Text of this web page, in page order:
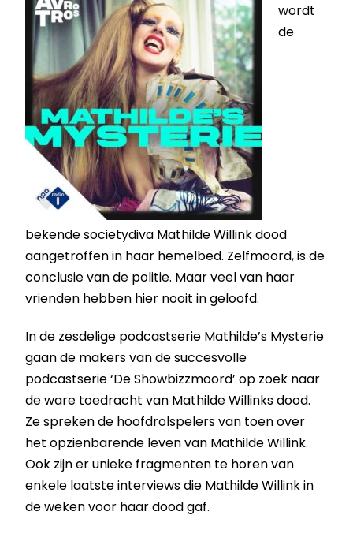
wordt
de
bekende societydiva Mathilde Willink dood
aangetroffen in haar hemelbed. Zelfmoord, is de
conclusie van de politie. Maar veel van haar
vrienden hebben hier nooit in geloofd.
In de zesdelige podcastserie Mathilde’s Mysterie
gaan de makers van de succesvolle
podcastserie ‘De Showbizzmoord’ op zoek naar
de ware toedracht van Mathilde Willinks dood.
Ze spreken de hoofdrolspelers van toen over
het opzienbarende leven van Mathilde Willink.
Ook zijn er unieke fragmenten te horen van
enkele laatste interviews die Mathilde Willink in
de weken voor haar dood gaf.